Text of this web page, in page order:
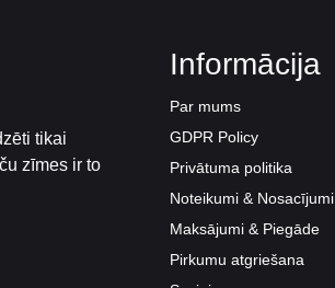
tikai
zīmes ir to
Informācija
Par mums
GDPR Policy
Privātuma politika
Noteikumi & Nosacījumi
Maksājumi & Piegāde
Pirkumu atgriešana